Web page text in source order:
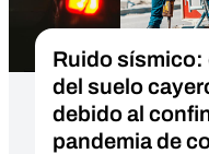
Ruido sísmico:
del suelo
debido al
pandemia de